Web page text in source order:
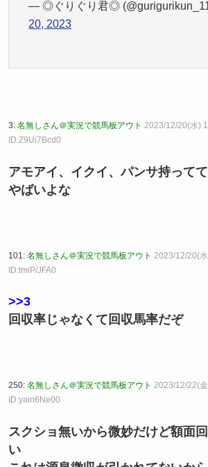
— ◎ぐりぐり君◎
20, 2023
3: 名無しさん＠実況で競馬板アウト 2023/12/20(水)
ID:Z9Ui7Bcd0
アモアイ、イクイ、パンサ持って
やばいよな
101: 名無しさん＠実況で競馬板アウト 2023/12/20(
ID:tmiP/JFA0
>>3
回収率じゃなくて回収馬率だぞ
250: 名無しさん＠実況で競馬板アウト 2023/12/22(
ID:yain6Ne00
スクショ無いから微妙だけど額面
い